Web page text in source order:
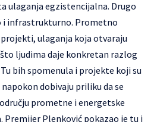
ulaganja egzistencijalna. Drugo
i infrastrukturno. Prometno
ulaganja koja otvaraju
ljudima daje konkretan razlog
bih spomenula i projekte koji su
dobivaju priliku da se
prometne i energetske
Premijer Plenković pokazao je tu i